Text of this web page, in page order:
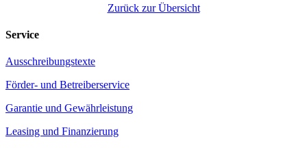
Zurück zur Übersicht
Service
Ausschreibungstexte
Förder- und Betreiberservice
Garantie und Gewährleistung
Leasing und Finanzierung